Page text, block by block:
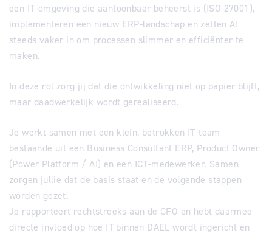
een IT-omgeving die aantoonbaar beheerst is (ISO 27001),
implementeren een nieuw ERP-landschap en zetten AI
steeds vaker in om processen slimmer en efficiënter te
maken.
In deze rol zorg jij dat die ontwikkeling niet op papier blijft,
maar daadwerkelijk wordt gerealiseerd.
Je werkt samen met een klein, betrokken IT-team
bestaande uit een Business Consultant ERP, Product Owner
(Power Platform / AI) en een ICT-medewerker. Samen
zorgen jullie dat de basis staat en de volgende stappen
worden gezet.
Je rapporteert rechtstreeks aan de CFO en hebt daarmee
directe invloed op hoe IT binnen DAEL wordt ingericht en